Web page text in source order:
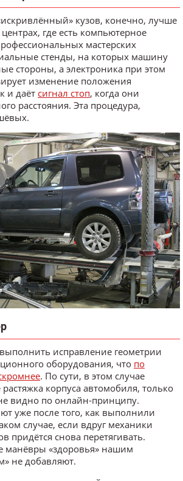
кузов, конечно, лучше
где есть компьютерное
мастерских
стенды, на которых машину
стороны, а электроника при этом
изменение положения
и даёт сигнал стоп, когда они
расстояния. Эта процедура,
исправление геометрии
оборудования, что по
. По сути, в этом случае
корпуса автомобиля, только
видно по онлайн-принципу.
уже после того, как выполнили
случае, если вдруг механики
придётся снова перетягивать.
манёвры «здоровья» нашим
не добавляют.